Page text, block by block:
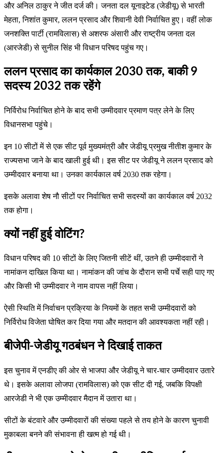
और अनिल ठाकुर ने जीत दर्ज की। जनता दल यूनाइटेड (जेडीयू) से भारती
मेहता, निशांत कुमार, ललन प्रसाद और शिवानी देवी निर्वाचित हुए। वहीं लोक
जनशक्ति पार्टी (रामविलास) से अशरफ अंसारी और राष्ट्रीय जनता दल
(आरजेडी) से सुनील सिंह भी विधान परिषद पहुंच गए।
ललन प्रसाद का कार्यकाल 2030 तक, बाकी 9
सदस्य 2032 तक रहेंगे
निर्विरोध निर्वाचित होने के बाद सभी उम्मीदवार प्रमाण पत्र लेने के लिए
विधानसभा पहुंचे।
इन 10 सीटों में से एक सीट पूर्व मुख्यमंत्री और जेडीयू प्रमुख नीतीश कुमार के
राज्यसभा जाने के बाद खाली हुई थी। इस सीट पर जेडीयू ने ललन प्रसाद को
उम्मीदवार बनाया था। उनका कार्यकाल वर्ष 2030 तक रहेगा।
इसके अलावा शेष नौ सीटों पर निर्वाचित सभी सदस्यों का कार्यकाल वर्ष 2032
तक होगा।
क्यों नहीं हुई वोटिंग?
विधान परिषद की 10 सीटों के लिए जितनी सीटें थीं, उतने ही उम्मीदवारों ने
नामांकन दाखिल किया था। नामांकन की जांच के दौरान सभी पर्चे सही पाए गए
और किसी भी उम्मीदवार ने नाम वापस नहीं लिया।
ऐसी स्थिति में निर्वाचन प्रक्रिया के नियमों के तहत सभी उम्मीदवारों को
निर्विरोध विजेता घोषित कर दिया गया और मतदान की आवश्यकता नहीं रही।
बीजेपी-जेडीयू गठबंधन ने दिखाई ताकत
इस चुनाव में एनडीए की ओर से भाजपा और जेडीयू ने चार-चार उम्मीदवार उतारे
थे। इसके अलावा लोजपा (रामविलास) को एक सीट दी गई, जबकि विपक्षी
आरजेडी ने भी एक उम्मीदवार मैदान में उतारा था।
सीटों के बंटवारे और उम्मीदवारों की संख्या पहले से तय होने के कारण चुनावी
मुकाबला बनने की संभावना ही खत्म हो गई थी।